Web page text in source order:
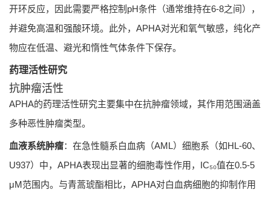
开环反应，因此需要严格控制pH条件（通常维持在6-8之间），
并避免高温和强酸环境。此外，APHA对光和氧气敏感，纯化产
物应在低温、避光和惰性气体条件下保存。
药理活性研究
抗肿瘤活性
APHA的药理活性研究主要集中在抗肿瘤领域，其作用范围涵盖
多种恶性肿瘤类型。
血液系统肿瘤：在急性髓系白血病（AML）细胞系（如HL-60、
U937）中，APHA表现出显著的细胞毒性作用，IC₅₀值在0.5-5
μM范围内。与青蒿琥酯相比，APHA对白血病细胞的抑制作用